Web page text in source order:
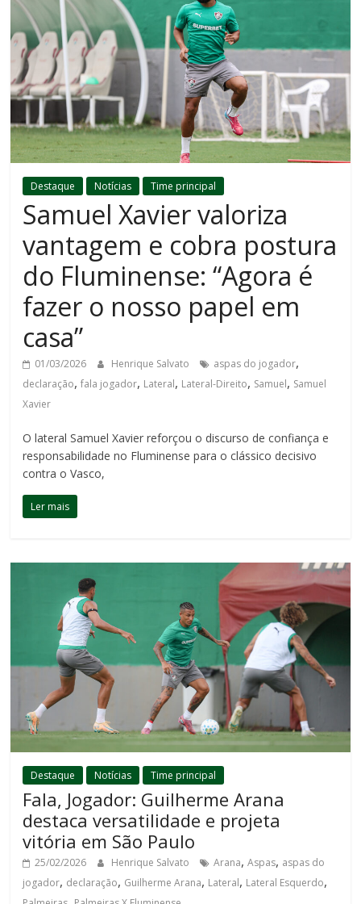
Destaque Notícias Time principal
Samuel Xavier valoriza
vantagem e cobra postura
do Fluminense: “Agora é
fazer o nosso papel em
casa”
01/03/2026 Henrique Salvato aspas do jogador,
declaração,fala jogador, Lateral, Lateral-Direito, Samuel, Samuel
Xavier
O lateral Samuel Xavier reforçou o discurso de confiança e
responsabilidade no Fluminense para o clássico decisivo
contra o Vasco,
Ler mais
Destaque Notícias Time principal
Fala, Jogador: Guilherme Arana
destaca versatilidade e projeta
vitória em São Paulo
25/02/2026 Henrique Salvato Arana,Aspas, aspas do
jogador, declaração, Guilherme Arana, Lateral, Lateral Esquerdo,